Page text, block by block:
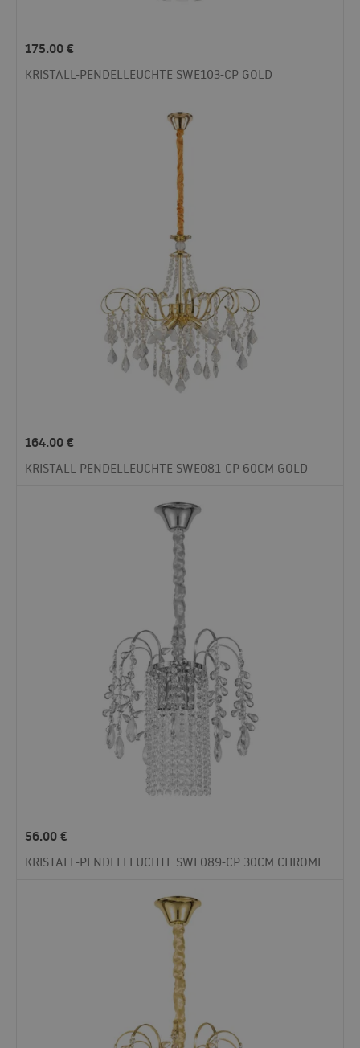
175.00€
KRISTALL-PENDELLEUCHTE SWE103-CP GOLD
164.00€
KRISTALL-PENDELLEUCHTE SWE081-CP 60CM GOLD
56.00€
KRISTALL-PENDELLEUCHTE SWE089-CP 30CM CHROME